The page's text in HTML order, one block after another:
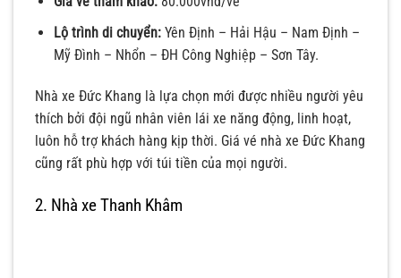
Lộ trình di chuyển:Yên Định – Hải Hậu – Nam Định –
Mỹ Đình – Nhổn – ĐH Công Nghiệp – Sơn Tây.
Nhà xe Đức Khang là lựa chọn mới được nhiều người yêu
thích bởi đội ngũ nhân viên lái xe năng động, linh hoạt,
luôn hỗ trợ khách hàng kịp thời. Giá vé nhà xe Đức Khang
cũng rất phù hợp với túi tiền của mọi người.
2. Nhà xe Thanh Khâm